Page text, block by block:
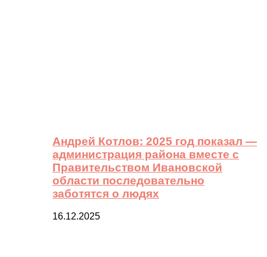
Андрей Котлов: 2025 год показал —
администрация района вместе с
Правительством Ивановской
области последовательно
заботятся о людях
16.12.2025